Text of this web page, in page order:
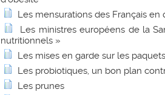
Les mensurations des Français en
Les ministres européens de la
nutritionnels »
Les mises en garde sur les
Les probiotiques, un bon plan
Les prunes